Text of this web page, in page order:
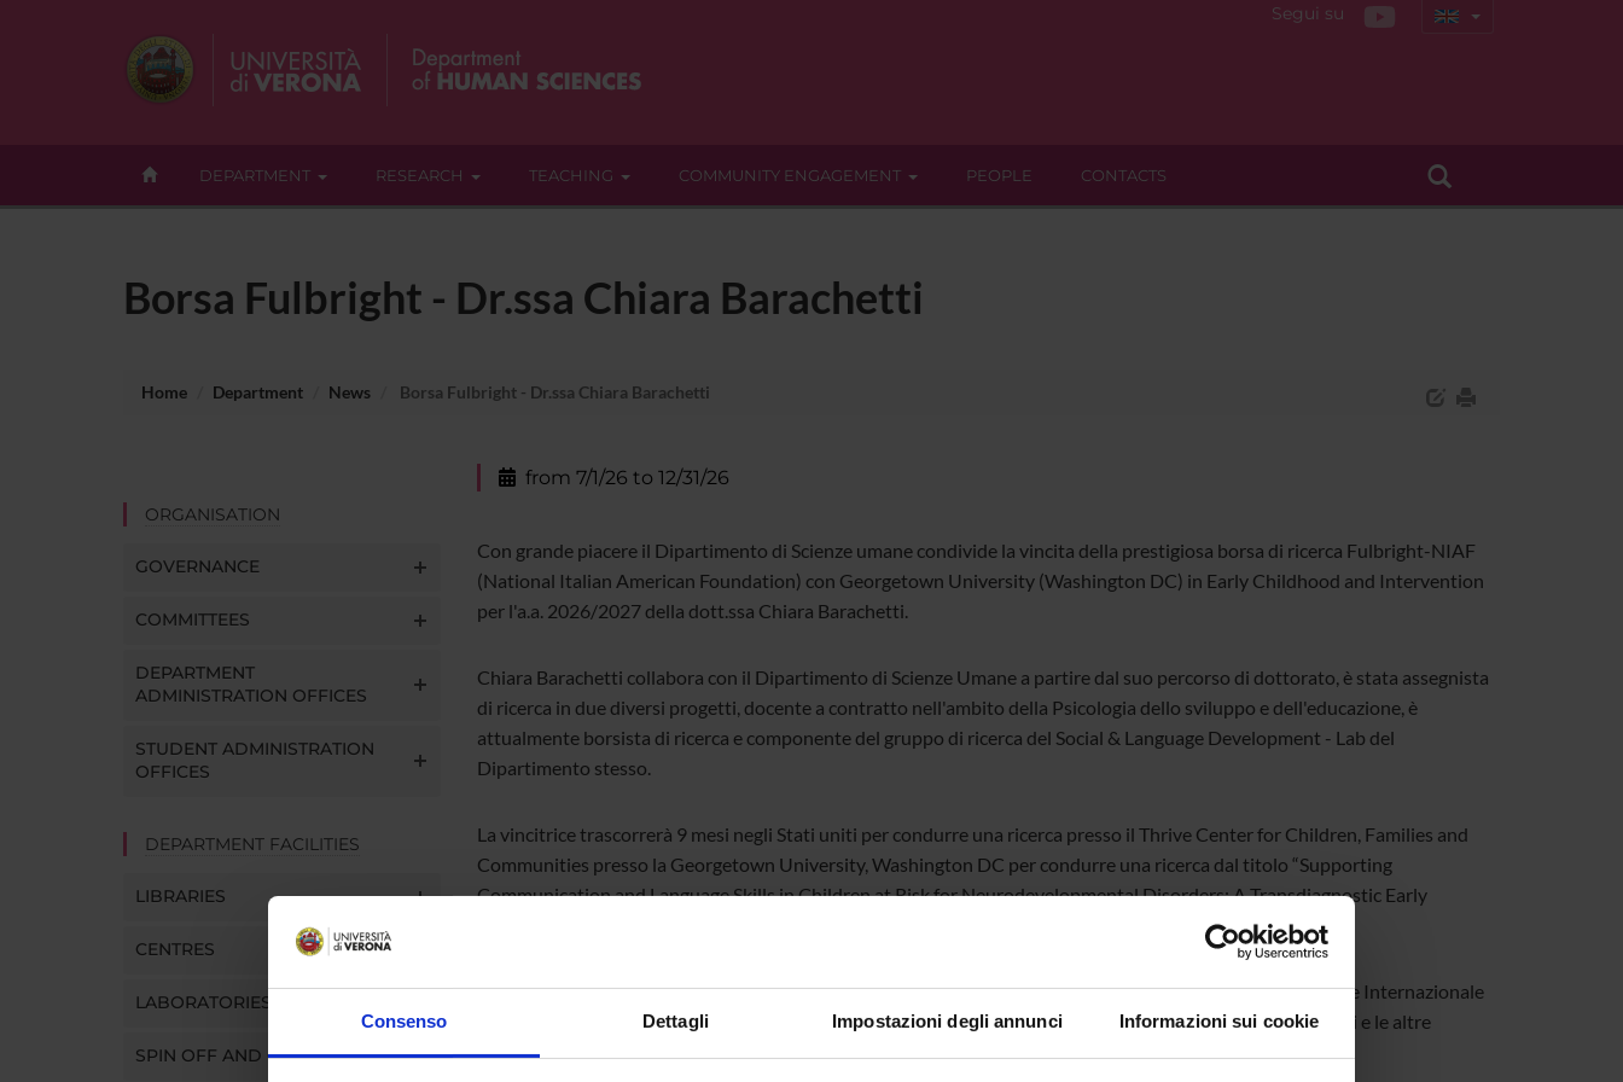
Consenso Dettagli Impostazioni degli annunci Informazioni sui cookie
Segui su
DEPARTMENT RESEARCH TEACHING COMMUNITY ENGAGEMENT PEOPLE CONTACTS
Borsa Fulbright - Dr.ssa Chiara Barachetti
Home Department News Borsa Fulbright - Dr.ssa Chiara Barachetti
ORGANISATION
GOVERNANCE
COMMITTEES
DEPARTMENT
ADMINISTRATION OFFICES
STUDENT ADMINISTRATION
OFFICES
DEPARTMENT FACILITIES
LIBRARIES
CENTRES
LABORATORIES
SPIN OFF AND COMPANIES
from 7/1/26 to 12/31/26
Con grande piacere il Dipartimento di Scienze umane condivide la vincita della prestigiosa borsa di ricerca Fulbright-NIAF
(National Italian American Foundation) con Georgetown University (Washington DC) in Early Childhood and Intervention
per l'a.a. 2026/2027 della dott.ssa Chiara Barachetti.
Chiara Barachetti collabora con il Dipartimento di Scienze Umane a partire dal suo percorso di dottorato, è stata assegnista
di ricerca in due diversi progetti, docente a contratto nell'ambito della Psicologia dello sviluppo e dell'educazione, è
attualmente borsista di ricerca e componente del gruppo di ricerca del Social & Language Development - Lab del
Dipartimento stesso.
La vincitrice trascorrerà 9 mesi negli Stati uniti per condurre una ricerca presso il Thrive Center for Children, Families and
Communities presso la Georgetown University, Washington DC per condurre una ricerca dal titolo “Supporting
Communication and Language Skills in Children at Risk for Neurodevelopmental Disorders: A Transdiagnostic Early
Oggi, 2 luglio, dopo la riunione annuale Fulbright presso il Ministero degli Affari Esteri e della Cooperazione Internazionale
(Palazzo della Farnesina, Roma) e ricevimento ospiti dell'Ambasciata statunitense, Chiara e gli altri vincitori e le altre
vincitrici saranno accolti dal Presidente della Repubblica Italiana, Sergio Mattarella.